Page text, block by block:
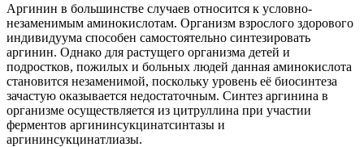
Аргинин в большинстве случаев относится к условно-
незаменимым аминокислотам. Организм взрослого здорового
индивидуума способен самостоятельно синтезировать
аргинин. Однако для растущего организма детей и
подростков, пожилых и больных людей данная аминокислота
становится незаменимой, поскольку уровень её биосинтеза
зачастую оказывается недостаточным. Синтез аргинина в
организме осуществляется из цитруллина при участии
ферментов аргининсукцинатсинтазы и
аргининсукцинатлиазы.